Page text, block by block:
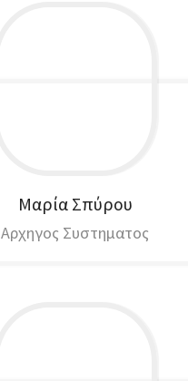
Μαρία Σπύρου
Αρχηγος Συστηματος